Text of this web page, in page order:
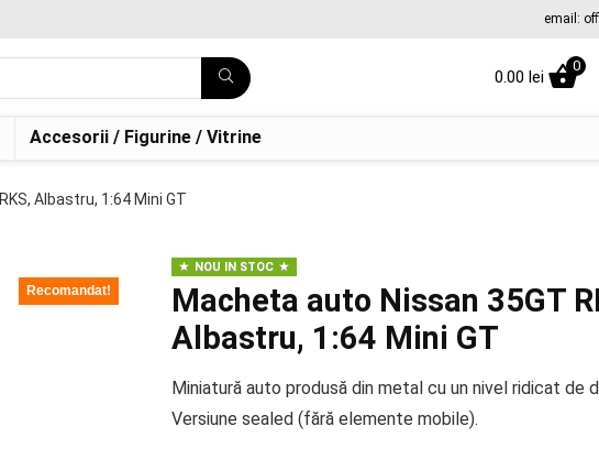
email:
0.00 lei
0
Accesorii / Figurine / Vitrine
Albastru, 1:64 Mini GT
Recomandat!
NOU IN STOC
Macheta auto Nissan 35GT
Albastru, 1:64 Mini GT
Miniatură auto produsă din metal cu un nivel ridicat de
Versiune sealed (fără elemente mobile).